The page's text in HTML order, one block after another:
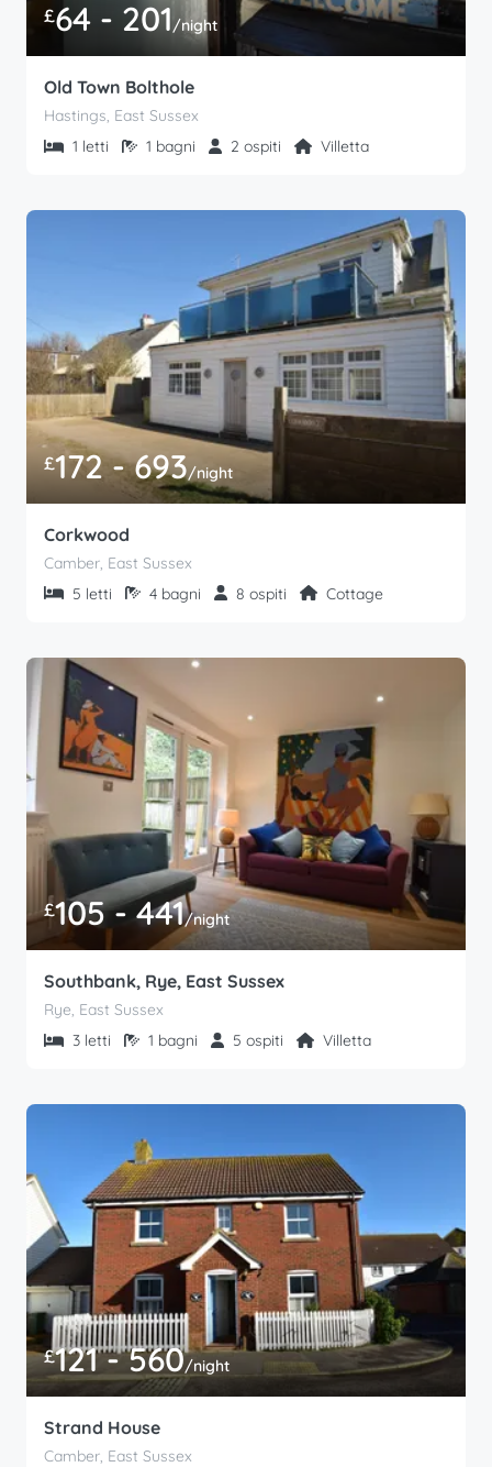
£64 - 201/night
Old Town Bolthole
Hastings, East Sussex
1 letti
1 bagni 2 ospiti Villetta
£172 - 693/night
Corkwood
Camber, East Sussex
5 letti
4 bagni 8 ospiti Cottage
£105 - 441/night
Southbank, Rye, East Sussex
Rye, East Sussex
3 letti
1 bagni 5 ospiti Villetta
£121 - 560/night
Strand House
Camber, East Sussex